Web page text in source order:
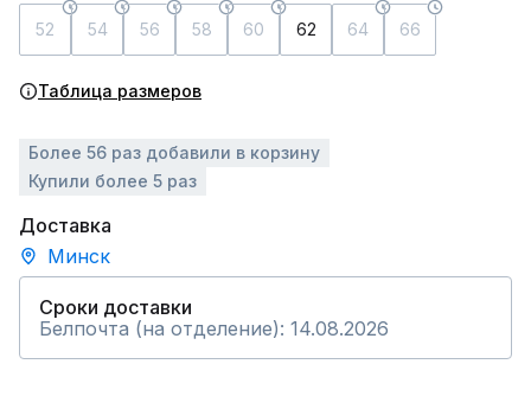
52 54 56 58 60 62 64 66
Таблица размеров
Более 56 раз добавили в корзину
Купили более 5 раз
Доставка
Минск
Сроки доставки
Белпочта (на отделение): 14.08.2026